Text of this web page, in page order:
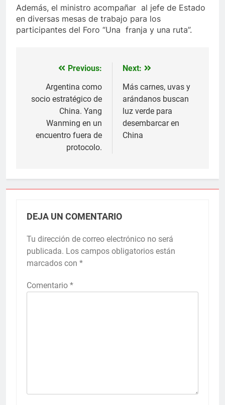
Además, el ministro acompañar al jefe de Estado
en diversas mesas de trabajo para los
participantes del Foro “Una franja y una ruta”.
Navegación
entradas
Previous:
Argentina como
socio estratégico de
China. Yang
Wanming en un
encuentro fuera de
protocolo.
Next:
Más carnes, uvas y
arándanos buscan
luz verde para
desembarcar en
China
DEJA UN COMENTARIO
Tu dirección de correo electrónico no será
publicada. Los campos obligatorios están
marcados con *
Comentario *